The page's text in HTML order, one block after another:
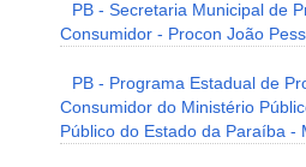
PB - Secretaria Municipal de
Consumidor - Procon João
PB - Programa Estadual de
Consumidor do Ministério
Público do Estado da Paraíba -